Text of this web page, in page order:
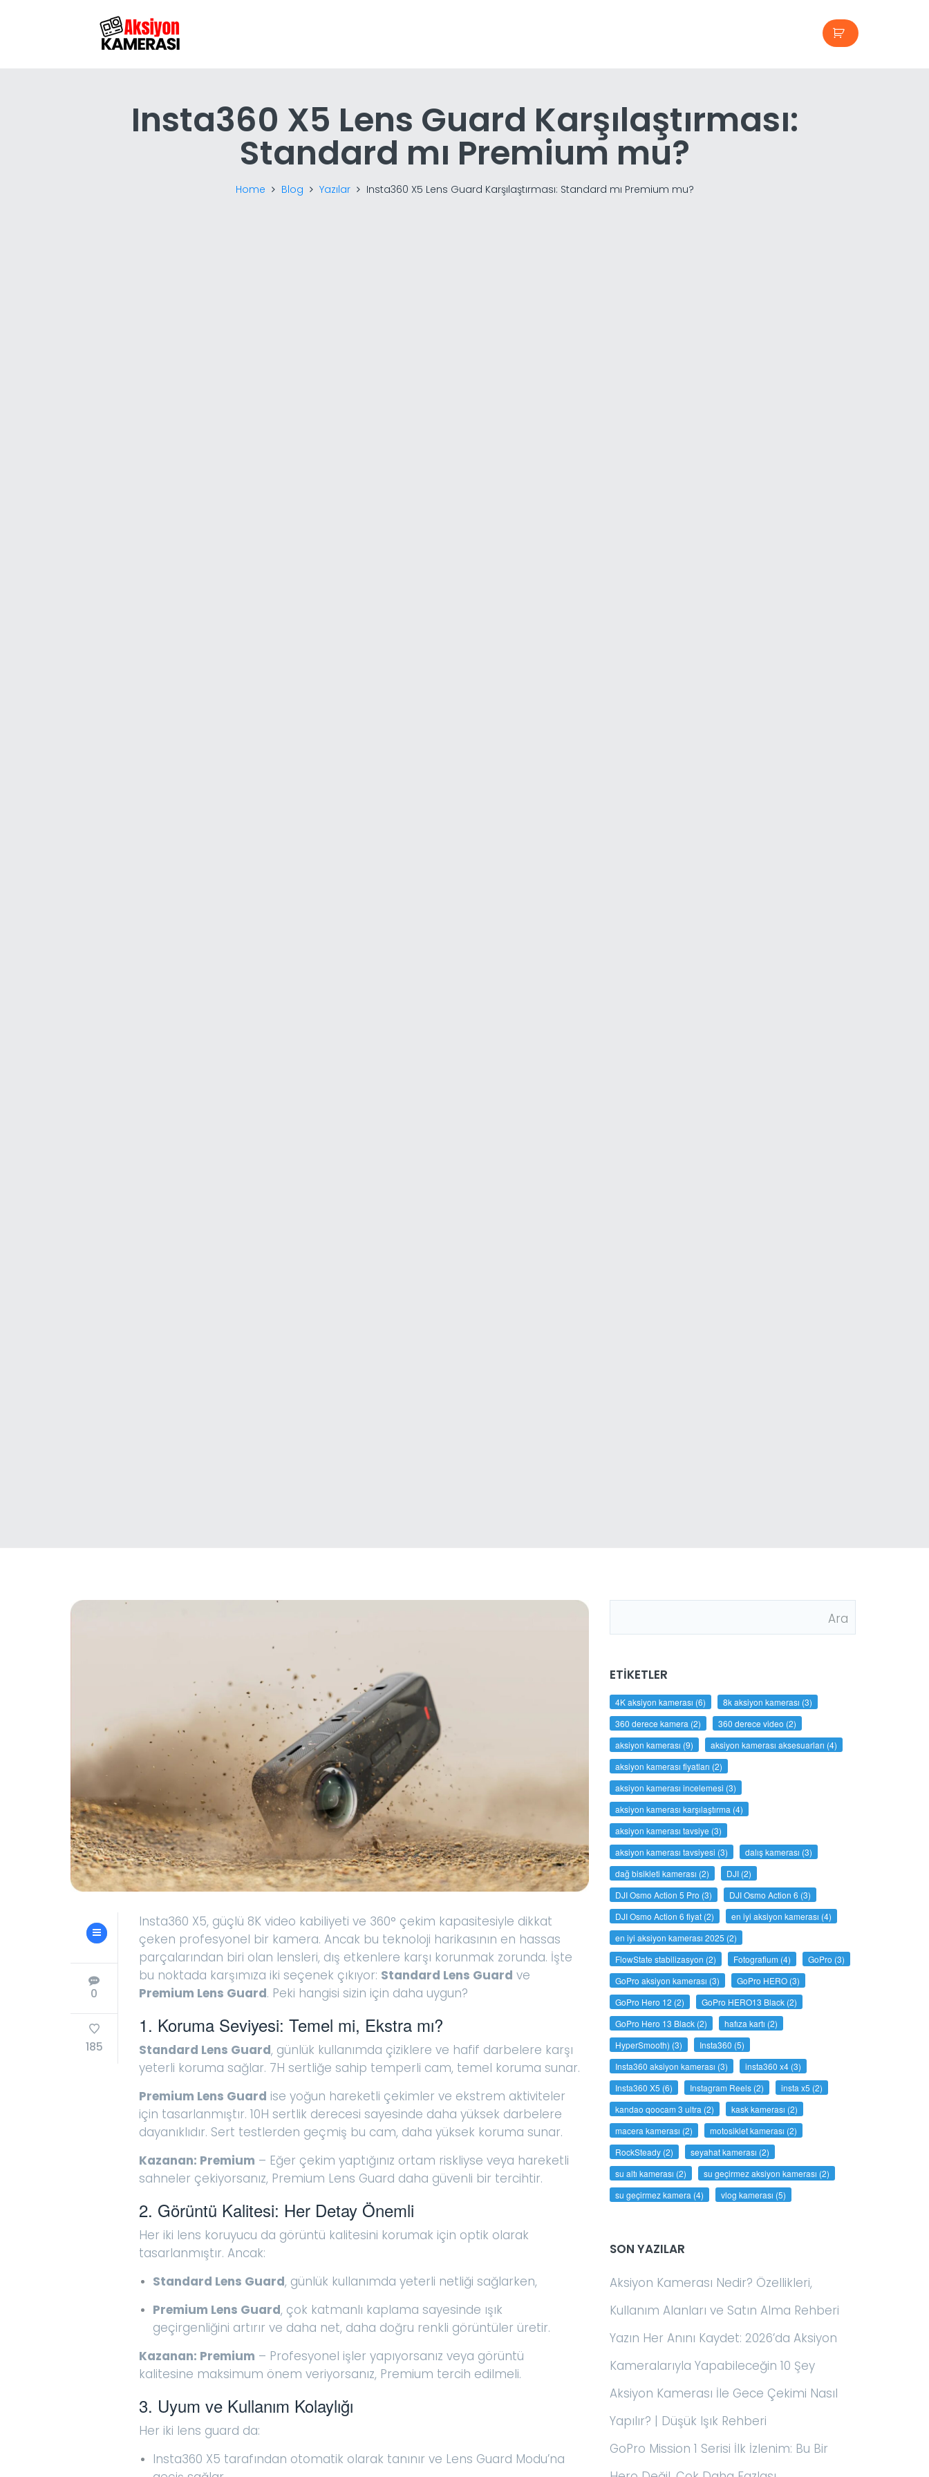
Insta360 X5 Lens Guard Karşılaştırması:
Standard mı Premium mu?
Home Blog Yazılar Insta360 X5 Lens Guard Karşılaştırması: Standard mı Premium mu?
0
185
Insta360 X5, güçlü 8K video kabiliyeti ve 360° çekim kapasitesiyle dikkat
çeken profesyonel bir kamera. Ancak bu teknoloji harikasının en hassas
parçalarından biri olan lensleri, dış etkenlere karşı korunmak zorunda. İşte
bu noktada karşımıza iki seçenek çıkıyor: Standard Lens Guard ve
Premium Lens Guard. Peki hangisi sizin için daha uygun?
1. Koruma Seviyesi: Temel mi, Ekstra mı?
Standard Lens Guard, günlük kullanımda çiziklere ve hafif darbelere karşı
yeterli koruma sağlar. 7H sertliğe sahip temperli cam, temel koruma sunar.
Premium Lens Guard ise yoğun hareketli çekimler ve ekstrem aktiviteler
için tasarlanmıştır. 10H sertlik derecesi sayesinde daha yüksek darbelere
dayanıklıdır. Sert testlerden geçmiş bu cam, daha yüksek koruma sunar.
Kazanan: Premium – Eğer çekim yaptığınız ortam riskliyse veya hareketli
sahneler çekiyorsanız, Premium Lens Guard daha güvenli bir tercihtir.
2. Görüntü Kalitesi: Her Detay Önemli
Her iki lens koruyucu da görüntü kalitesini korumak için optik olarak
tasarlanmıştır. Ancak:
Standard Lens Guard, günlük kullanımda yeterli netliği sağlarken,
Premium Lens Guard, çok katmanlı kaplama sayesinde ışık
geçirgenliğini artırır ve daha net, daha doğru renkli görüntüler üretir.
Kazanan: Premium – Profesyonel işler yapıyorsanız veya görüntü
kalitesine maksimum önem veriyorsanız, Premium tercih edilmeli.
3. Uyum ve Kullanım Kolaylığı
Her iki lens guard da:
Insta360 X5 tarafından otomatik olarak tanınır ve Lens Guard Modu’na
ETIKETLER
4K aksiyon kamerası (6) 8k aksiyon kamerası (3)
360 derece kamera (2) 360 derece video (2)
aksiyon kamerası (9) aksiyon kamerası aksesuarları (4)
aksiyon kamerası fiyatları (2)
aksiyon kamerası incelemesi (3)
aksiyon kamerası karşılaştırma (4)
aksiyon kamerası tavsiye (3)
aksiyon kamerası tavsiyesi (3) dalış kamerası (3)
dağ bisikleti kamerası (2) DJI (2)
DJI Osmo Action 5 Pro (3) DJI Osmo Action 6 (3)
DJI Osmo Action 6 fiyat (2) en iyi aksiyon kamerası (4)
en iyi aksiyon kamerası 2025 (2)
FlowState stabilizasyon (2) Fotografium (4) GoPro (3)
GoPro aksiyon kamerası (3) GoPro HERO (3)
GoPro Hero 12 (2) GoPro HERO13 Black (2)
GoPro Hero 13 Black (2) hafıza kartı (2)
HyperSmooth) (3) Insta360 (5)
Insta360 aksiyon kamerası (3) insta360 x4 (3)
Insta360 X5 (6) Instagram Reels (2) insta x5 (2)
kandao qoocam 3 ultra (2) kask kamerası (2)
macera kamerası (2) motosiklet kamerası (2)
RockSteady (2) seyahat kamerası (2)
su altı kamerası (2) su geçirmez aksiyon kamerası (2)
su geçirmez kamera (4) vlog kamerası (5)
SON YAZILAR
Aksiyon Kamerası Nedir? Özellikleri,
Kullanım Alanları ve Satın Alma Rehberi
Yazın Her Anını Kaydet: 2026’da Aksiyon
Kameralarıyla Yapabileceğin 10 Şey
Aksiyon Kamerası İle Gece Çekimi Nasıl
Yapılır? | Düşük Işık Rehberi
GoPro Mission 1 Serisi İlk İzlenim: Bu Bir